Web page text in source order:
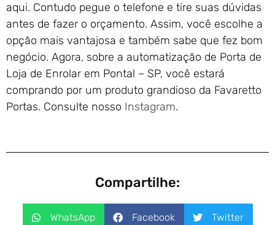
aqui. Contudo pegue o telefone e tire suas dúvidas
antes de fazer o orçamento. Assim, você escolhe a
opção mais vantajosa e também sabe que fez bom
negócio. Agora, sobre a automatização de Porta de
Loja de Enrolar em Pontal – SP, você estará
comprando por um produto grandioso da Favaretto
Portas. Consulte nosso Instagram.
Compartilhe:
WhatsApp Facebook Twitter